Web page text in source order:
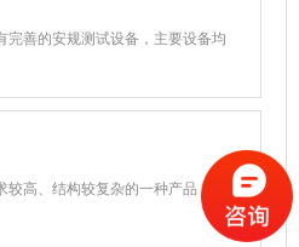
完善的安规测试设备，主要设备均
高、结构较复杂的一种产品，出